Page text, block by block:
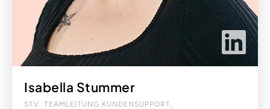
Isabella Stummer
STV. TEAMLEITUNG KUNDENSUPPORT,